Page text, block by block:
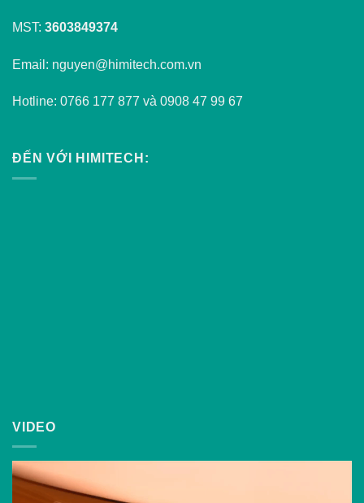
MST: 3603849374
Email: nguyen@himitech.com.vn
Hotline: 0766 177 877 và 0908 47 99 67
ĐẾN VỚI HIMITECH:
VIDEO